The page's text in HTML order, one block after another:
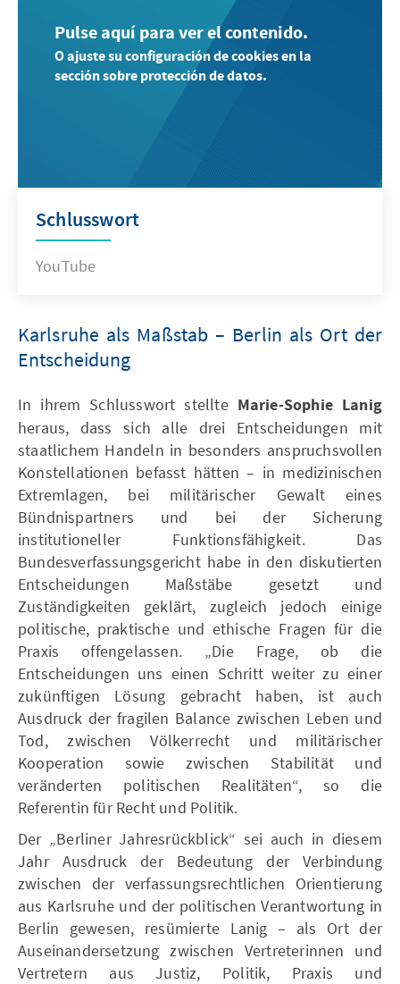
Pulse aquí para ver el contenido.
O ajuste su configuración de cookies en la
sección sobre protección de datos.
Schlusswort
YouTube
Karlsruhe als Maßstab – Berlin als Ort der
Entscheidung
In ihrem Schlusswort stellte Marie-Sophie Lanig
heraus, dass sich alle drei Entscheidungen mit
staatlichem Handeln in besonders anspruchsvollen
Konstellationen befasst hätten – in medizinischen
Extremlagen, bei militärischer Gewalt eines
Bündnispartners und bei der Sicherung
institutioneller Funktionsfähigkeit. Das
Bundesverfassungsgericht habe in den diskutierten
Entscheidungen Maßstäbe gesetzt und
Zuständigkeiten geklärt, zugleich jedoch einige
politische, praktische und ethische Fragen für die
Praxis offengelassen. „Die Frage, ob die
Entscheidungen uns einen Schritt weiter zu einer
zukünftigen Lösung gebracht haben, ist auch
Ausdruck der fragilen Balance zwischen Leben und
Tod, zwischen Völkerrecht und militärischer
Kooperation sowie zwischen Stabilität und
veränderten politischen Realitäten“, so die
Referentin für Recht und Politik.
Der „Berliner Jahresrückblick“ sei auch in diesem
Jahr Ausdruck der Bedeutung der Verbindung
zwischen der verfassungsrechtlichen Orientierung
aus Karlsruhe und der politischen Verantwortung in
Berlin gewesen, resümierte Lanig – als Ort der
Auseinandersetzung zwischen Vertreterinnen und
Vertretern aus Justiz, Politik, Praxis und